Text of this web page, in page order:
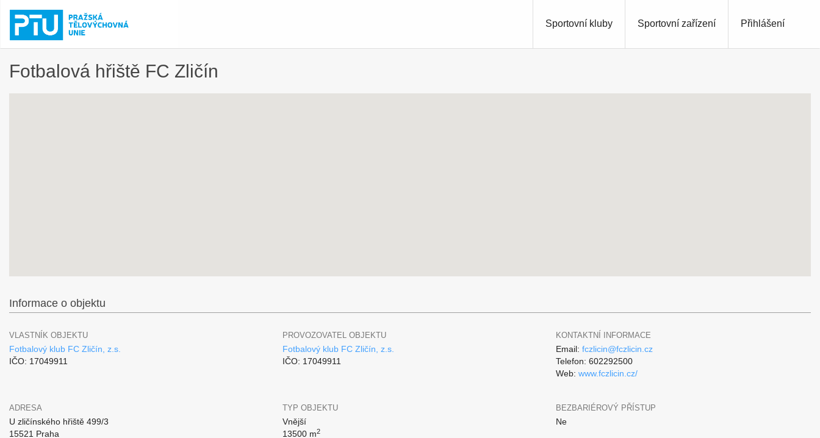
Přihlášení
Sportovní kluby Sportovní zařízení
Fotbalová hřiště FC Zličín
Informace o objektu
VLASTNÍK OBJEKTU
Fotbalový klub FC Zličín, z.s.
IČO: 17049911
PROVOZOVATEL OBJEKTU
Fotbalový klub FC Zličín, z.s.
IČO: 17049911
KONTAKTNÍ INFORMACE
Email: fczlicin@fczlicin.cz
Telefon: 602292500
Web: www.fczlicin.cz/
ADRESA
U zličínského hřiště 499/3
15521 Praha
TYP OBJEKTU
Vnější
13500 m2
BEZBARIÉROVÝ PŘÍSTUP
Ne